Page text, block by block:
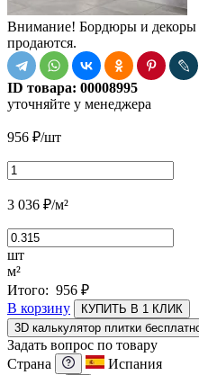
Внимание! Бордюры и декоры
продаются.
ID товара: 00008995
уточняйте у менеджера
956 ₽/шт
3 036 ₽/м²
шт
м²
Итого: 956 ₽
В корзину
КУПИТЬ В 1 КЛИК
3D калькулятор плитки
Задать вопрос по товару
Страна
Испания